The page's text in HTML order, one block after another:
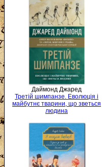
Даймонд Джаред
Третій шимпанзе. Еволюція і
майбутнє тварини, що зветься
людина